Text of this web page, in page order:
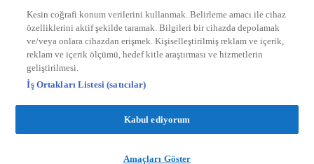
Kesin coğrafi konum verilerini kullanmak. Belirleme amacı ile cihaz
özelliklerini aktif şekilde taramak. Bilgileri bir cihazda depolamak
ve/veya onlara cihazdan erişmek. Kişiselleştirilmiş reklam ve içerik,
reklam ve içerik ölçümü, hedef kitle araştırması ve hizmetlerin
geliştirilmesi.
İş Ortakları Listesi (satıcılar)
Kabul ediyorum
Amaçları Göster